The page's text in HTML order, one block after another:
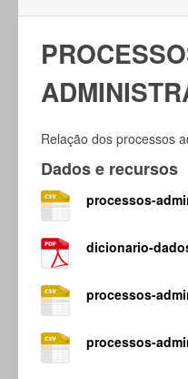
Relação dos processos
Dados e recursos
processos-
dicionario-
processos-
processos-